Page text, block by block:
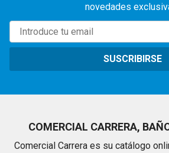
novedades
SUSCRIBIRSE
COMERCIAL CARRERA,
Comercial Carrera es su catálogo